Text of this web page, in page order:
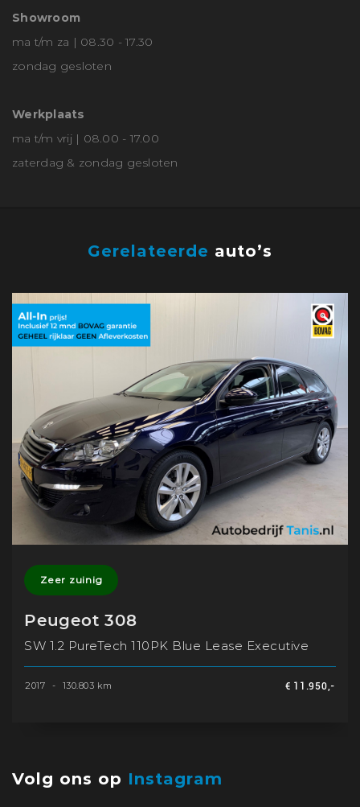
Showroom
ma t/m za | 08.30 - 17.30
zondag gesloten
Werkplaats
ma t/m vrij | 08.00 - 17.00
zaterdag & zondag gesloten
Gerelateerde auto’s
Zeer zuinig
Peugeot 308
SW 1.2 PureTech 110PK Blue Lease Executive
2017 - 130.803 km € 11.950,-
Volg ons op Instagram